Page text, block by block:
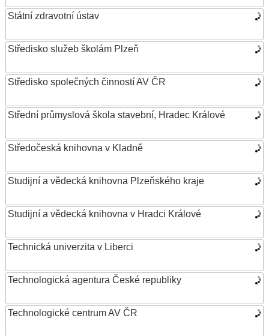
Státní zdravotní ústav
Středisko služeb školám Plzeň
Středisko společných činností AV ČR
Střední průmyslová škola stavební, Hradec Králové
Středočeská knihovna v Kladně
Studijní a vědecká knihovna Plzeňského kraje
Studijní a vědecká knihovna v Hradci Králové
Technická univerzita v Liberci
Technologická agentura České republiky
Technologické centrum AV ČR